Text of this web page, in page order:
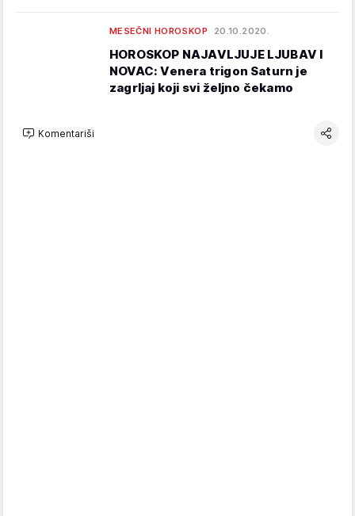
MESEČNI HOROSKOP 20.10.2020.
HOROSKOP NAJAVLJUJE LJUBAV I
NOVAC: Venera trigon Saturn je
zagrljaj koji svi željno čekamo
Komentariši